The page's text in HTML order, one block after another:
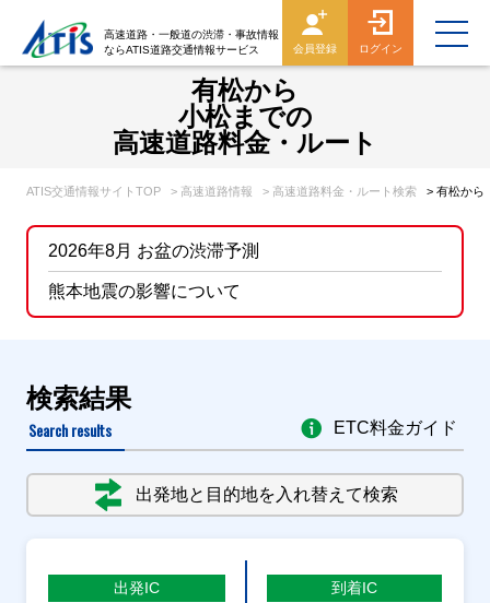
高速道路・一般道の渋滞・事故情報
ならATIS道路交通情報サービス
会員登録 ログイン
有松から
小松までの
高速道路料金・ルート
ATIS交通情報サイトTOP > 高速道路情報 > 高速道路料金・ルート検索 > 有松から
2026年8月 お盆の渋滞予測
熊本地震の影響について
検索結果
Search results
出発地と目的地を入れ替えて検索
ETC料金ガイド
出発IC 到着IC